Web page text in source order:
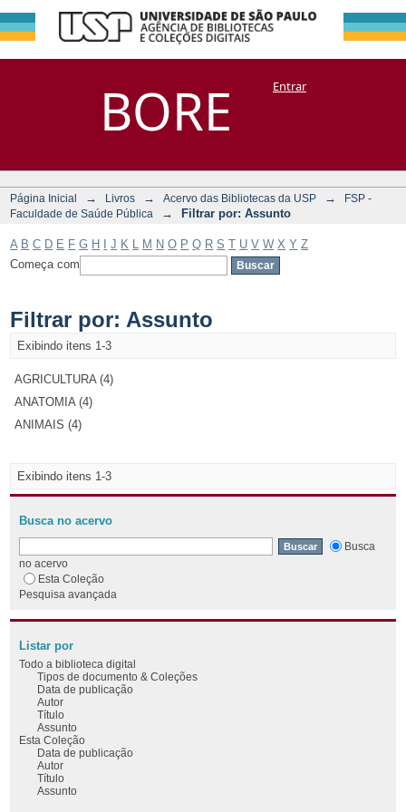
BORE
Filtrar por:
Assunto
DSpace/Manakin + CoriscoEntrar
Página Inicial → Livros → Acervo das Bibliotecas da USP →
FSP -
Faculdade de Saúde Pública
→ Filtrar por: Assunto
A B C D E F G H J K M N O P Q R S T U V W X Y Z
Começa com
Filtrar por: Assunto
Exibindo itens 1-3
AGRICULTURA (4)
ANATOMIA (4)
ANIMAIS (4)
Exibindo itens 1-3
Busca no acervo
Busca
no acervo
Esta Coleção
Pesquisa avançada
Listar por
Todo a biblioteca digital
Tipos de documento & Coleções
Data de publicação
Autor
Título
Assunto
Esta Coleção
Data de publicação
Autor
Título
Assunto